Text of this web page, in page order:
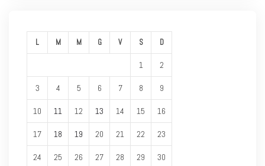
L M M G V S D
1 2
3 4 5 6 7 8 9
10 11 12 13 14 15 16
17 18 19 20 21 22 23
24 25 26 27 28 29 30